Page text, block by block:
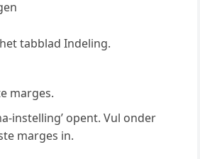
tabblad Indeling.
marges.
instelling’ opent. Vul onder
marges in.